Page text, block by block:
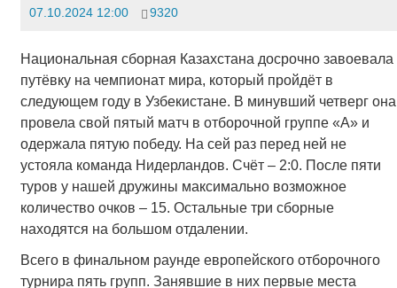
07.10.2024 12:00 9320
Национальная сборная Казахстана досрочно завоевала
путёвку на чемпионат мира, который пройдёт в
следующем году в Узбекистане. В минувший четверг она
провела свой пятый матч в отборочной группе «А» и
одержала пятую победу. На сей раз перед ней не
устояла команда Нидерландов. Счёт – 2:0. После пяти
туров у нашей дружины максимально возможное
количество очков – 15. Остальные три сборные
находятся на большом отдалении.
Всего в финальном раунде европейского отборочного
турнира пять групп. Занявшие в них первые места